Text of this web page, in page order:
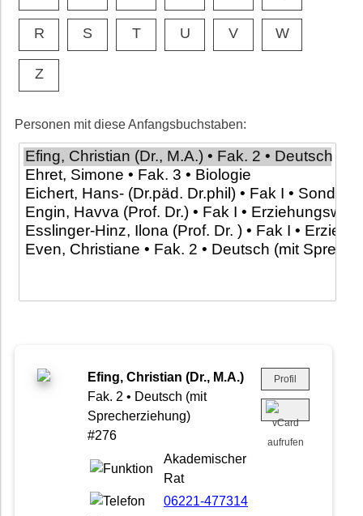
R S T U V W
Z
Personen mit diese Anfangsbuchstaben:
Efing, Christian (Dr., M.A.)
Fak. 2 • Deutsch (mit
Sprecherziehung)
#276
Akademischer
Rat
06221-477314
Profil